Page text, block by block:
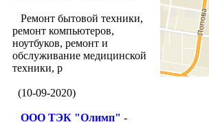
Ремонт бытовой техники,
ремонт компьютеров,
ноутбуков, ремонт и
обслуживание медицинской
техники, р
(10-09-2020)
ООО ТЭК "Олимп" -